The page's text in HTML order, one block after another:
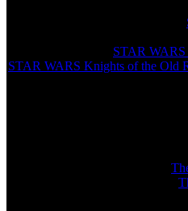
STAR WARS
STAR WARS Knights of the Old